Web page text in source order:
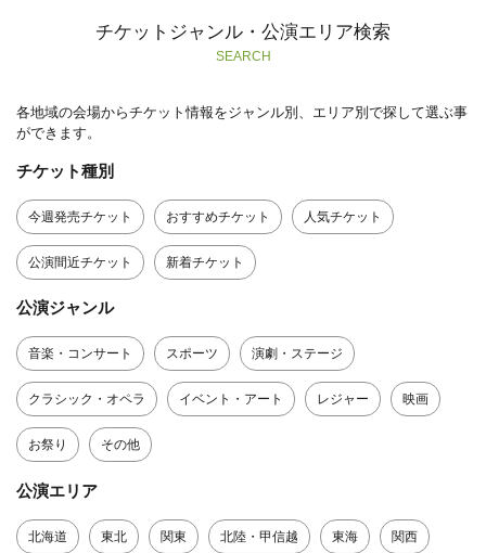
チケットジャンル・公演エリア検索
SEARCH
各地域の会場からチケット情報をジャンル別、エリア別で探して選ぶ事
ができます。
チケット種別
今週発売チケット おすすめチケット 人気チケット
公演間近チケット 新着チケット
公演ジャンル
音楽・コンサート スポーツ 演劇・ステージ
クラシック・オペラ イベント・アート レジャー 映画
お祭り その他
公演エリア
北海道 東北 関東 北陸・甲信越 東海 関西